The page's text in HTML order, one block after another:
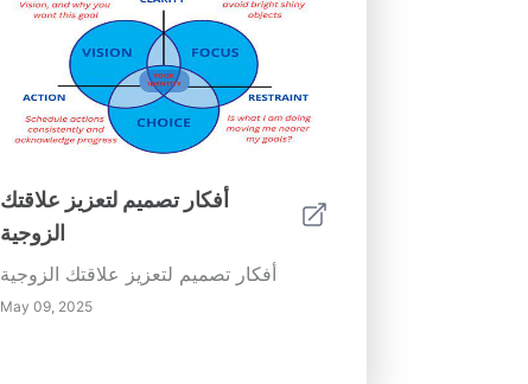
أفكار تصميم لتعزيز علاقتك
الزوجية
أفكار تصميم لتعزيز علاقتك الزوجية
May 09, 2025